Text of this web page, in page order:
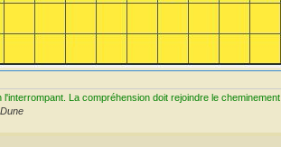
La compréhension doit rejoindre le